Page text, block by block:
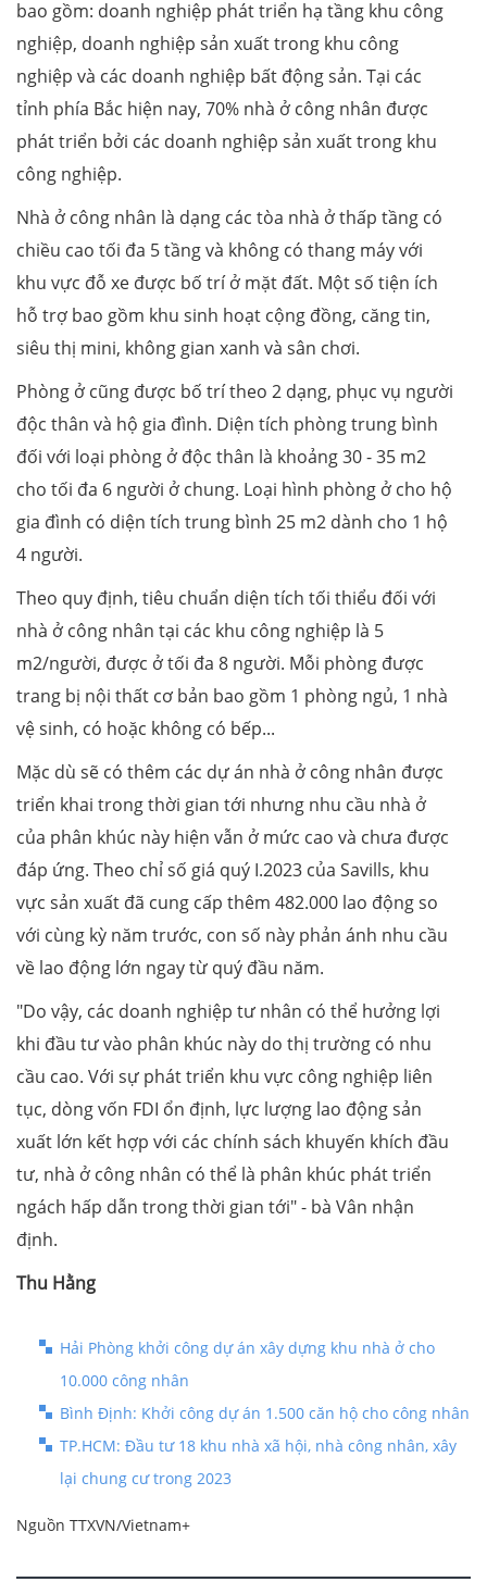
bao gồm: doanh nghiệp phát triển hạ tầng khu công
nghiệp, doanh nghiệp sản xuất trong khu công
nghiệp và các doanh nghiệp bất động sản. Tại các
tỉnh phía Bắc hiện nay, 70% nhà ở công nhân được
phát triển bởi các doanh nghiệp sản xuất trong khu
công nghiệp.
Nhà ở công nhân là dạng các tòa nhà ở thấp tầng có
chiều cao tối đa 5 tầng và không có thang máy với
khu vực đỗ xe được bố trí ở mặt đất. Một số tiện ích
hỗ trợ bao gồm khu sinh hoạt cộng đồng, căng tin,
siêu thị mini, không gian xanh và sân chơi.
Phòng ở cũng được bố trí theo 2 dạng, phục vụ người
độc thân và hộ gia đình. Diện tích phòng trung bình
đối với loại phòng ở độc thân là khoảng 30 - 35 m2
cho tối đa 6 người ở chung. Loại hình phòng ở cho hộ
gia đình có diện tích trung bình 25 m2 dành cho 1 hộ
4 người.
Theo quy định, tiêu chuẩn diện tích tối thiểu đối với
nhà ở công nhân tại các khu công nghiệp là 5
m2/người, được ở tối đa 8 người. Mỗi phòng được
trang bị nội thất cơ bản bao gồm 1 phòng ngủ, 1 nhà
vệ sinh, có hoặc không có bếp...
Mặc dù sẽ có thêm các dự án nhà ở công nhân được
triển khai trong thời gian tới nhưng nhu cầu nhà ở
của phân khúc này hiện vẫn ở mức cao và chưa được
đáp ứng. Theo chỉ số giá quý I.2023 của Savills, khu
vực sản xuất đã cung cấp thêm 482.000 lao động so
với cùng kỳ năm trước, con số này phản ánh nhu cầu
về lao động lớn ngay từ quý đầu năm.
"Do vậy, các doanh nghiệp tư nhân có thể hưởng lợi
khi đầu tư vào phân khúc này do thị trường có nhu
cầu cao. Với sự phát triển khu vực công nghiệp liên
tục, dòng vốn FDI ổn định, lực lượng lao động sản
xuất lớn kết hợp với các chính sách khuyến khích đầu
tư, nhà ở công nhân có thể là phân khúc phát triển
ngách hấp dẫn trong thời gian tới" - bà Vân nhận
định.
Thu Hằng
Hải Phòng khởi công dự án xây dựng khu nhà ở cho
10.000 công nhân
Bình Định: Khởi công dự án 1.500 căn hộ cho công nhân
TP.HCM: Đầu tư 18 khu nhà xã hội, nhà công nhân, xây
lại chung cư trong 2023
Nguồn TTXVN/Vietnam+